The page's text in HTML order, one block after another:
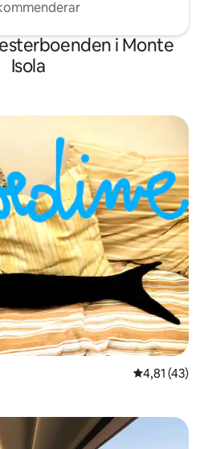
i Monte
Isola
4,81 av 5 i
4,81 (43)